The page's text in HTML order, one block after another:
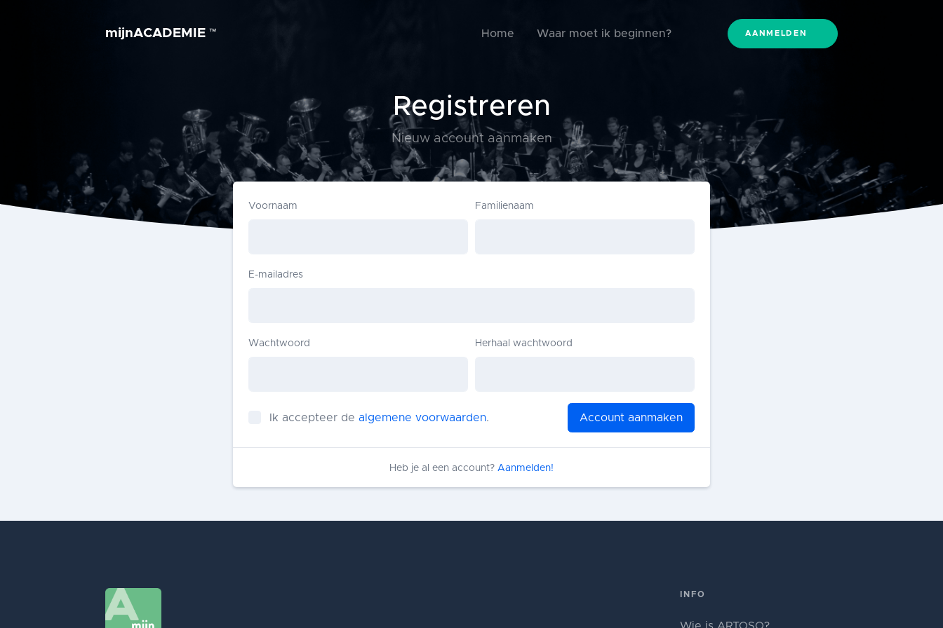
mijnACADEMIE ™ Home Waar moet ik beginnen? AANMELDEN
Registreren
Nieuw account aanmaken
Voornaam Familienaam
E-mailadres
Wachtwoord Herhaal wachtwoord
Ik accepteer de algemene voorwaarden. Account aanmaken
Heb je al een account? Aanmelden!
INFO